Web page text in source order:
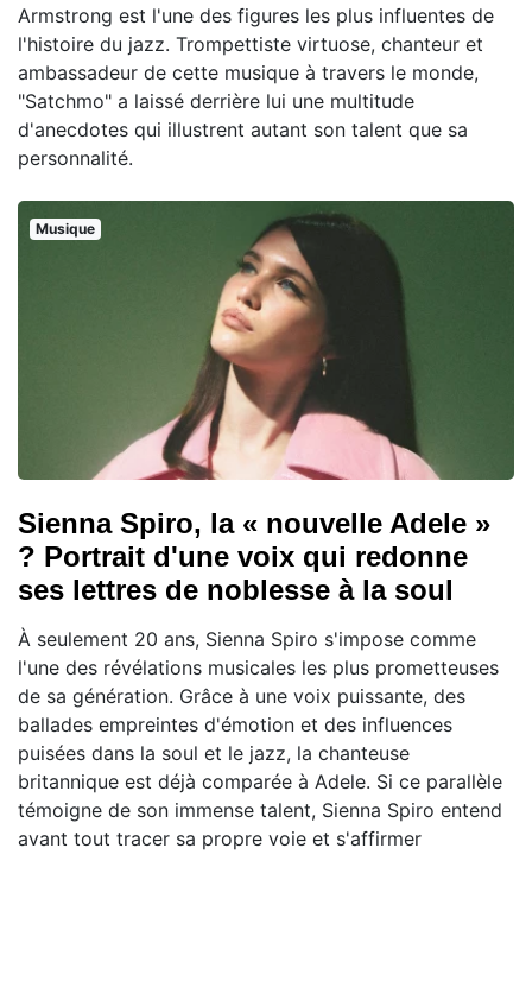
Armstrong est l'une des figures les plus influentes de
l'histoire du jazz. Trompettiste virtuose, chanteur et
ambassadeur de cette musique à travers le monde,
"Satchmo" a laissé derrière lui une multitude
d'anecdotes qui illustrent autant son talent que sa
personnalité.
Musique
Sienna Spiro, la « nouvelle Adele »
? Portrait d'une voix qui redonne
ses lettres de noblesse à la soul
À seulement 20 ans, Sienna Spiro s'impose comme
l'une des révélations musicales les plus prometteuses
de sa génération. Grâce à une voix puissante, des
ballades empreintes d'émotion et des influences
puisées dans la soul et le jazz, la chanteuse
britannique est déjà comparée à Adele. Si ce parallèle
témoigne de son immense talent, Sienna Spiro entend
avant tout tracer sa propre voie et s'affirmer